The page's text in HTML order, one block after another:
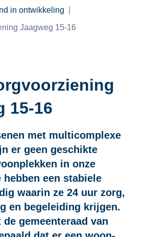
in ontwikkeling
Jaagweg 15-16
15-16
met multicomplexe
er geen geschikte
in onze
hebben een stabiele
waarin ze 24 uur zorg,
en begeleiding krijgen.
de gemeenteraad van